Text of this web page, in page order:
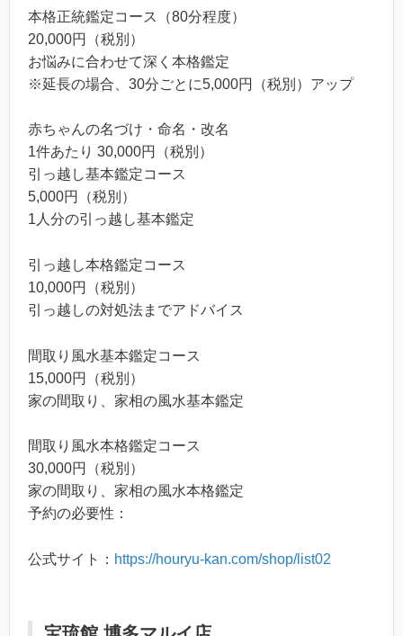
本格正統鑑定コース（80分程度）
20,000円（税別）
お悩みに合わせて深く本格鑑定
※延長の場合、30分ごとに5,000円（税別）アップ
赤ちゃんの名づけ・命名・改名
1件あたり 30,000円（税別）
引っ越し基本鑑定コース
5,000円（税別）
1人分の引っ越し基本鑑定
引っ越し本格鑑定コース
10,000円（税別）
引っ越しの対処法までアドバイス
間取り風水基本鑑定コース
15,000円（税別）
家の間取り、家相の風水基本鑑定
間取り風水本格鑑定コース
30,000円（税別）
家の間取り、家相の風水本格鑑定
予約の必要性：
公式サイト： https://houryu-kan.com/shop/list02